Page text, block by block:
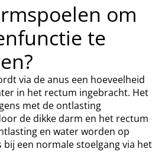
om
te
via de anus een hoeveelheid
in het rectum ingebracht. Het
met de ontlasting
de dikke darm en het rectum
en water worden op
bij een normale stoelgang via het